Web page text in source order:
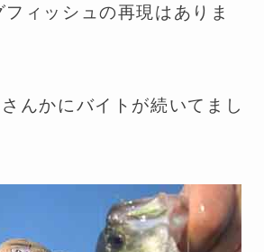
ィッシュの再現はありま
んかにバイトが続いてまし